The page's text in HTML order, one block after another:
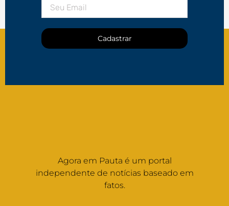
Cadastrar
Agora em Pauta é um portal
independente de notícias baseado em
fatos.